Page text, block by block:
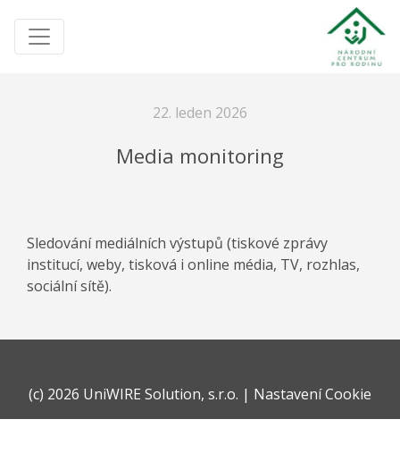
22. leden 2026
Media monitoring
Sledování mediálních výstupů (tiskové zprávy
institucí, weby, tisková i online média, TV, rozhlas,
sociální sítě).
(c) 2026 UniWIRE Solution, s.r.o. | Nastavení Cookie